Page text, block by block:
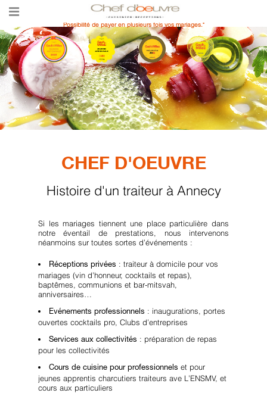
Possibilité de payer en plusieurs fois vos mariages."
CHEF D'OEUVRE
Histoire d'un traiteur à Annecy
Si les mariages tiennent une place particulière dans
notre éventail de prestations, nous intervenons
néanmoins sur toutes sortes d’événements :
Réceptions privées : traiteur à domicile pour vos
mariages (vin d’honneur, cocktails et repas),
baptêmes, communions et bar-mitsvah,
anniversaires…
Evénements professionnels : inaugurations, portes
ouvertes cocktails pro, Clubs d’entreprises
Services aux collectivités : préparation de repas
pour les collectivités
Cours de cuisine pour professionnels et pour
jeunes apprentis charcutiers traiteurs ave L’ENSMV, et
cours aux particuliers